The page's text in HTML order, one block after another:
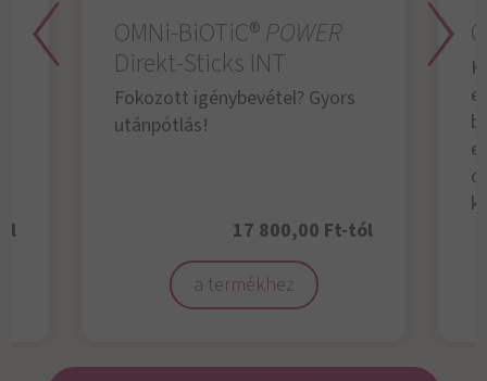
OMNi-BiOTiC®POWER
Direkt-Sticks INT
Fokozott igénybevétel? Gyors
utánpótlás!
17 800,00 Ft-tól
a termékhez